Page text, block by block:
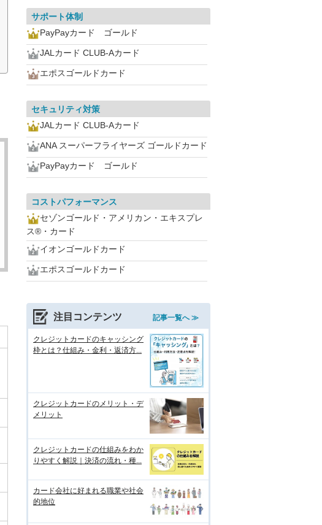
サポート体制
PayPayカード ゴールド
JALカード CLUB-Aカード
エポスゴールドカード
セキュリティ対策
JALカード CLUB-Aカード
ANA スーパーフライヤーズ ゴールドカード
PayPayカード ゴールド
コストパフォーマンス
セゾンゴールド・アメリカン・エキスプレ
ス®・カード
イオンゴールドカード
エポスゴールドカード
注目コンテンツ 記事一覧へ ≫
クレジットカードのキャッシング
枠とは？仕組み・金利・返済方...
クレジットカードのメリット・デ
メリット
クレジットカードの仕組みをわか
りやすく解説｜決済の流れ・種...
カード会社に好まれる職業や社会
的地位